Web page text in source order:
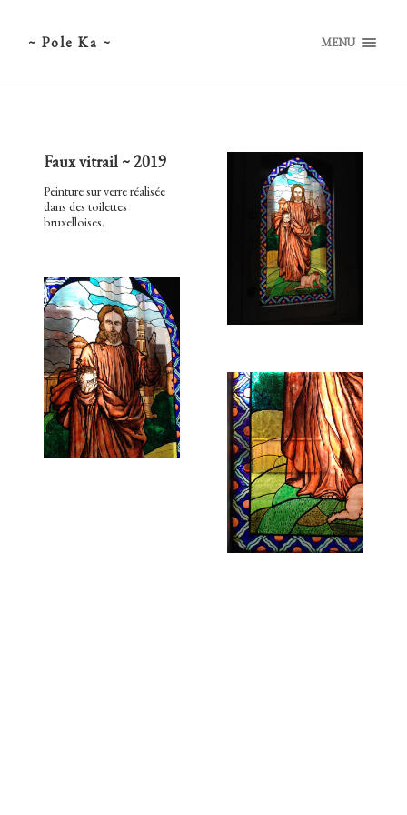
~ Pole Ka ~ MENU
Faux vitrail ~ 2019
Peinture sur verre réalisée
dans des toilettes
bruxelloises.